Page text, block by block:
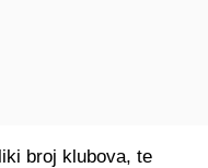
broj klubova, te